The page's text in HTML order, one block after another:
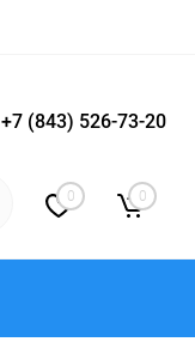
Вход Регистрация
+7 (843) 526-73-20
0 0